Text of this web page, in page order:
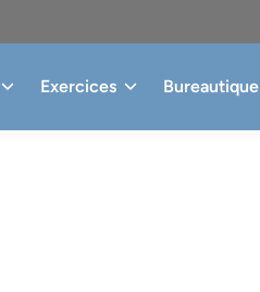
Exercices Bureautique